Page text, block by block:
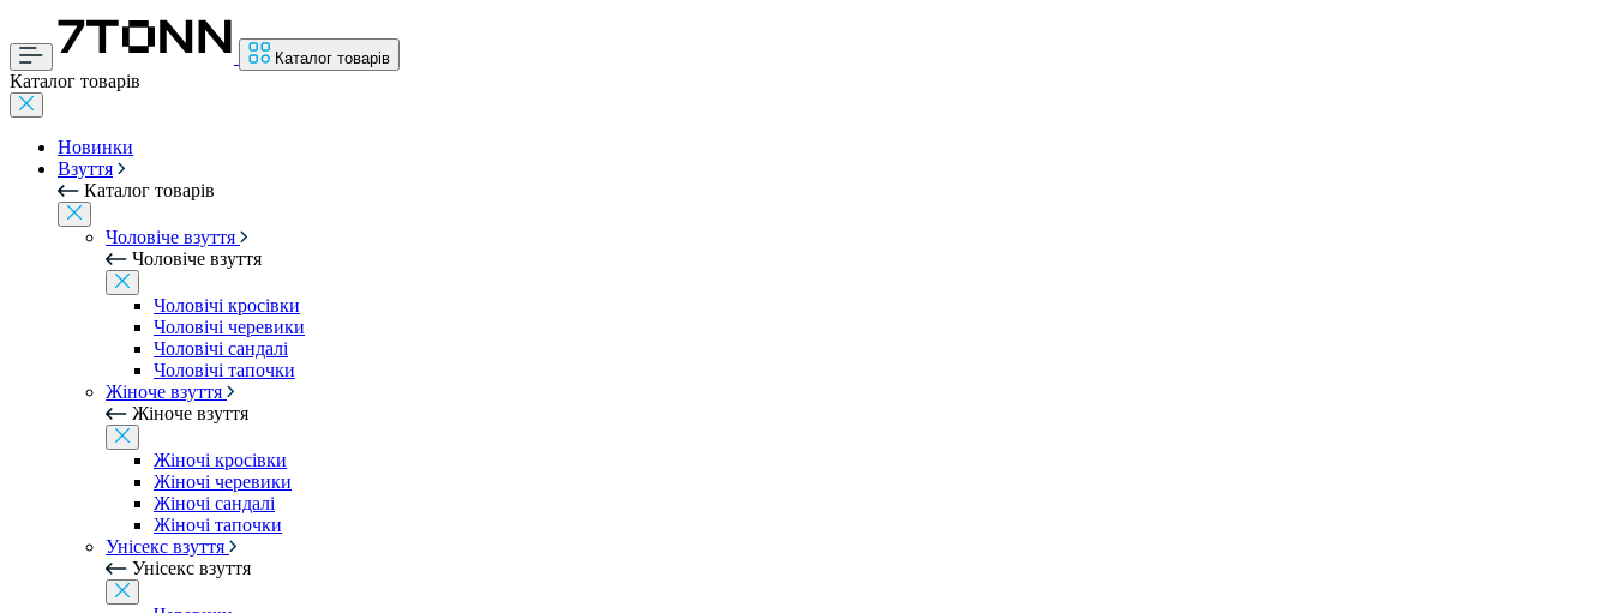
Каталог товарів
Каталог товарів
Новинки
Взуття
Каталог товарів
Чоловіче взуття
Чоловіче взуття
Чоловічі кросівки
Чоловічі черевики
Чоловічі сандалі
Чоловічі тапочки
Жіноче взуття
Жіноче взуття
Жіночі кросівки
Жіночі черевики
Жіночі сандалі
Жіночі тапочки
Унісекс взуття
Унісекс взуття